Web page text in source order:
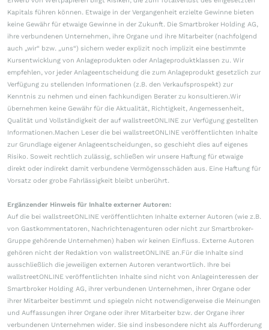
Kapitals führen können. Etwaige in der Vergangenheit erzielte Gewinne bieten
keine Gewähr für etwaige Gewinne in der Zukunft. Die Smartbroker Holding AG,
ihre verbundenen Unternehmen, ihre Organe und ihre Mitarbeiter (nachfolgend
auch „wir“ bzw. „uns“) sichern weder explizit noch implizit eine bestimmte
Kursentwicklung von Anlageprodukten oder Anlageproduktklassen zu. Wir
empfehlen, vor jeder Anlageentscheidung die zum Anlageprodukt gesetzlich zur
Verfügung zu stellenden Informationen (z.B. den Verkaufsprospekt) zur
Kenntnis zu nehmen und einen fachkundigen Berater zu konsultieren.Wir
übernehmen keine Gewähr für die Aktualität, Richtigkeit, Angemessenheit,
Qualität und Vollständigkeit der auf wallstreetONLINE zur Verfügung gestellten
Informationen.Machen Leser die bei wallstreetONLINE veröffentlichten Inhalte
zur Grundlage eigener Anlageentscheidungen, so geschieht dies auf eigenes
Risiko. Soweit rechtlich zulässig, schließen wir unsere Haftung für etwaige
direkt oder indirekt damit verbundene Vermögensschäden aus. Eine Haftung für
Vorsatz oder grobe Fahrlässigkeit bleibt unberührt.
Ergänzender Hinweis für Inhalte externer Autoren:
Auf die bei wallstreetONLINE veröffentlichten Inhalte externer Autoren (wie z.B.
von Gastkommentatoren, Nachrichtenagenturen oder nicht zur Smartbroker-
Gruppe gehörende Unternehmen) haben wir keinen Einfluss. Externe Autoren
gehören nicht der Redaktion von wallstreetONLINE an.Für die Inhalte sind
ausschließlich die jeweiligen externen Autoren verantwortlich. Ihre bei
wallstreetONLINE veröffentlichten Inhalte sind nicht von Anlageinteressen der
Smartbroker Holding AG, ihrer verbundenen Unternehmen, ihrer Organe oder
ihrer Mitarbeiter bestimmt und spiegeln nicht notwendigerweise die Meinungen
und Auffassungen ihrer Organe oder ihrer Mitarbeiter bzw. der Organe ihrer
verbundenen Unternehmen wider. Sie sind insbesondere nicht als Aufforderung